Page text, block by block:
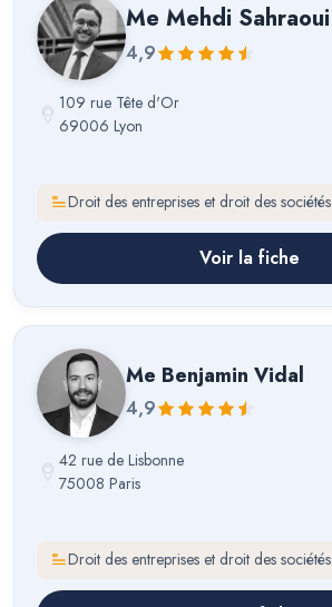
Me Mehdi Sahraoui
4,9
109 rue Tête d'Or
69006 Lyon
Droit des entreprises et droit des sociétés
Voir la fiche
Me Benjamin Vidal
4,9
42 rue de Lisbonne
75008 Paris
Droit des entreprises et droit des sociétés